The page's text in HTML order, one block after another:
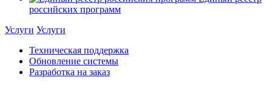
российских программ
Услуги Услуги
Техническая поддержка
Обновление системы
Разработка на заказ